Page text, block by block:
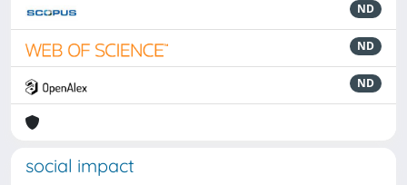
ND
ND
ND
social impact